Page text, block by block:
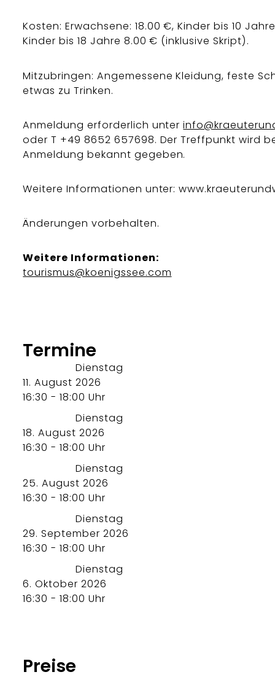
Kosten: Erwachsene: 18.00 €, Kinder bis 10
Kinder bis 18 Jahre 8.00 € (inklusive Skript).
Mitzubringen: Angemessene Kleidung, feste
etwas zu Trinken.
Anmeldung erforderlich unter
oder T +49 8652 657698. Der Treffpunkt wird
Anmeldung bekannt gegeben.
Weitere Informationen unter:
Änderungen vorbehalten.
Weitere Informationen:
tourismus@koenigssee.com
Termine
Dienstag
11. August 2026
16:30 - 18:00 Uhr
Dienstag
18. August 2026
16:30 - 18:00 Uhr
Dienstag
25. August 2026
16:30 - 18:00 Uhr
Dienstag
29. September 2026
16:30 - 18:00 Uhr
Dienstag
6. Oktober 2026
16:30 - 18:00 Uhr
Preise